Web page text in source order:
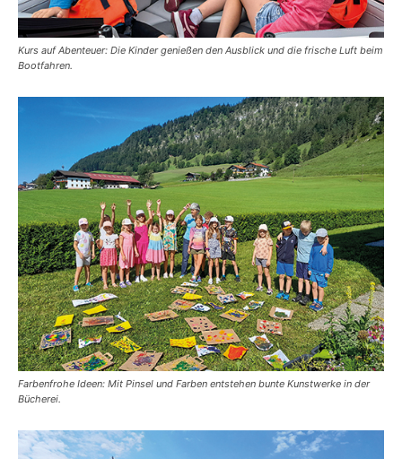
Kurs auf Abenteuer: Die Kinder genießen den Ausblick und die frische Luft beim
Bootfahren.
Farbenfrohe Ideen: Mit Pinsel und Farben entstehen bunte Kunstwerke in der
Bücherei.